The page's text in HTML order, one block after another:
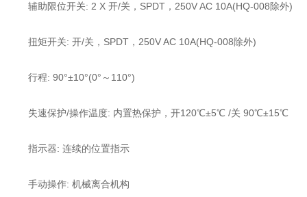
辅助限位开关: 2 X 开/关，SPDT，250V AC 10A(HQ-008除外)
扭矩开关: 开/关，SPDT，250V AC 10A(HQ-008除外)
行程: 90°±10°(0°～110°)
失速保护/操作温度: 内置热保护，开120℃±5℃ /关 90℃±15℃
指示器: 连续的位置指示
手动操作: 机械离合机构